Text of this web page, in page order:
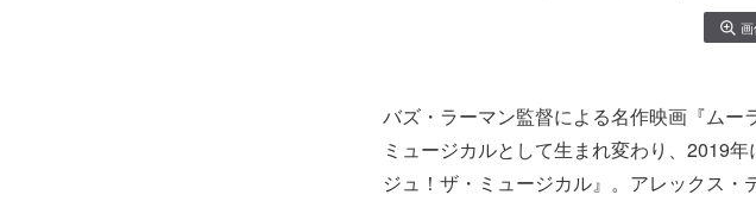
画
バズ・ラーマン監督による名作映画『ムー
ミュージカルとして生まれ変わり、2019
ジュ！ザ・ミュージカル』。アレックス